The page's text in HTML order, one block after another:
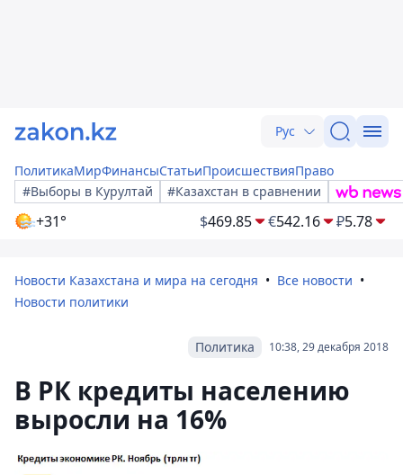
Рус
ПолитикаМирФинансыСтатьиПроисшествияПраво
#Выборы в Курултай
#Казахстан в сравнении
+31° $469.85 €542.16 ₽5.78
Новости Казахстана и мира на сегодня
Все новости
Новости политики
10:38, 29 декабря 2018
Политика
В РК кредиты населению
выросли на 16%